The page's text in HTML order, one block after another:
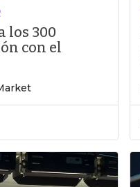
los 300
con el